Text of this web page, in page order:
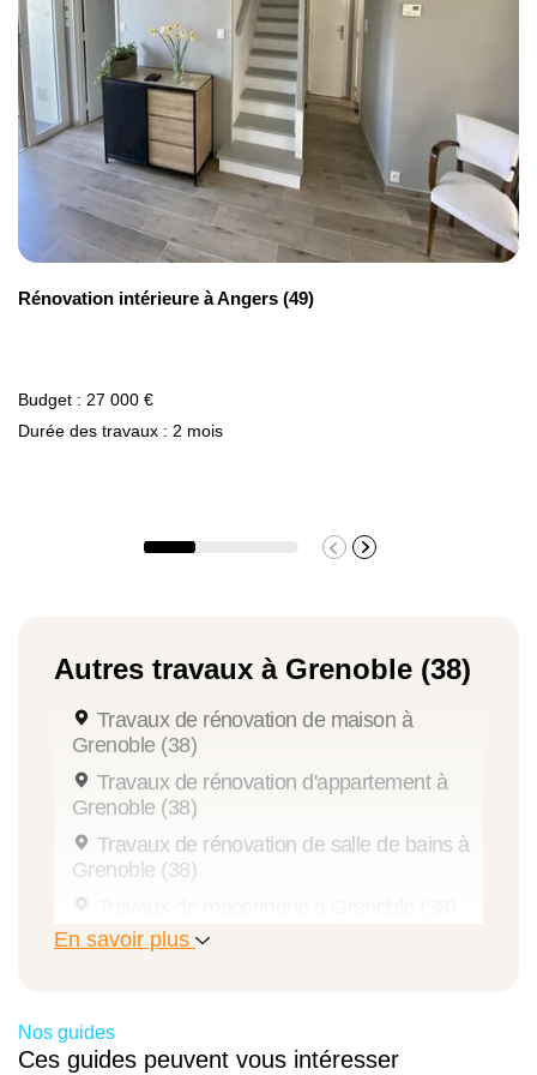
Rénovation intérieure à Angers (49)
Budget : 27 000 €
Durée des travaux : 2 mois
Autres travaux à Grenoble (38)
Travaux de rénovation de maison à
Grenoble (38)
Travaux de rénovation d'appartement à
Grenoble (38)
Travaux de rénovation de salle de bains à
Grenoble (38)
Travaux d'isolation à Grenoble (38)
Travaux de rénovation intérieure à
Grenoble (38)
En savoir plus
Nos guides
Ces guides peuvent vous intéresser